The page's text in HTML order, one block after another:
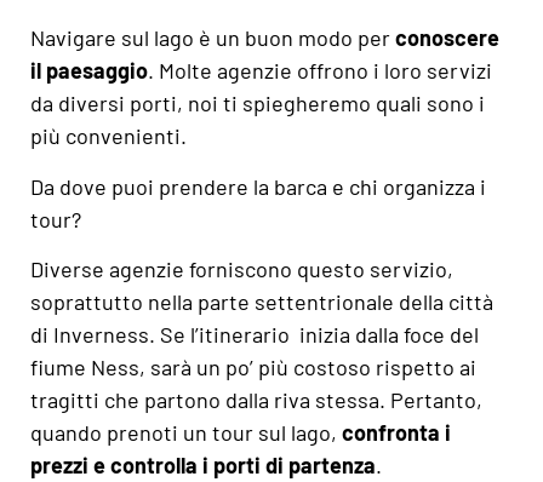
Navigare sul lago è un buon modo perconoscere
il paesaggio. Molte agenzie offrono i loro servizi
da diversi porti, noi ti spiegheremo quali sono i
più convenienti.
Da dove puoi prendere la barca e chi organizza i
tour?
Diverse agenzie forniscono questo servizio,
soprattutto nella parte settentrionale della città
di Inverness. Se l’itinerario inizia dalla foce del
fiume Ness, sarà un po’ più costoso rispetto ai
tragitti che partono dalla riva stessa. Pertanto,
quando prenoti un tour sul lago, confronta i
prezzi e controlla i porti di partenza.